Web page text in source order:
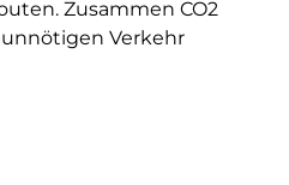
Zusammen CO2
Verkehr